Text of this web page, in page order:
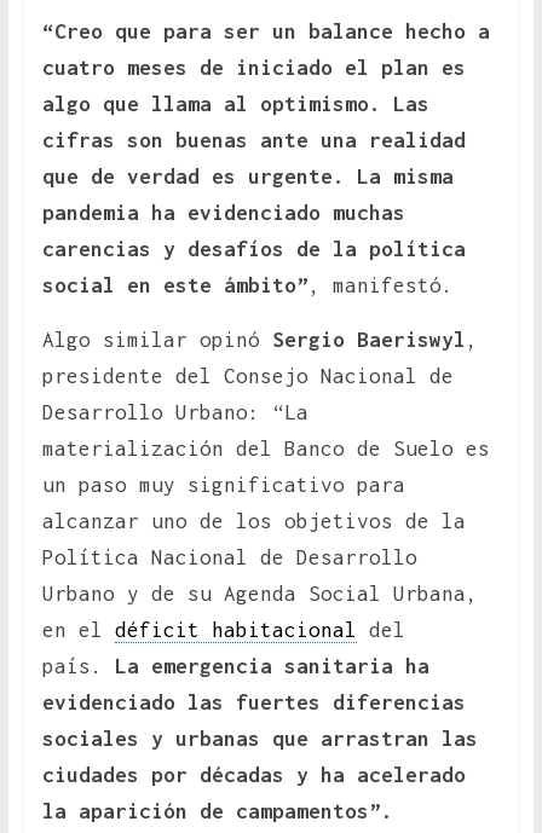
“Creo que para ser un balance hecho a
cuatro meses de iniciado el plan es
algo que llama al optimismo. Las
cifras son buenas ante una realidad
que de verdad es urgente. La misma
pandemia ha evidenciado muchas
carencias y desafíos de la política
social en este ámbito” , manifestó.
Algo similar opinó Sergio Baeriswyl ,
presidente del Consejo Nacional de
Desarrollo Urbano: “La
materialización del Banco de Suelo es
un paso muy significativo para
alcanzar uno de los objetivos de la
Política Nacional de Desarrollo
Urbano y de su Agenda Social Urbana,
en el déficit habitacional del
país.
La emergencia sanitaria ha
evidenciado las fuertes diferencias
sociales y urbanas que arrastran las
ciudades por décadas y ha acelerado
la aparición de campamentos”.